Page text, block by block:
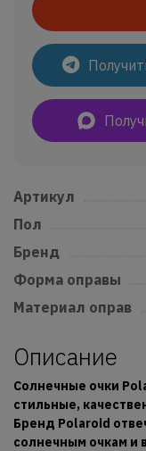
Артикул
Пол
Бренд
Форма оправы
Материал оправ
Описание
Солнечные очки
стильные,
Бренд Polaroid
солнечным очкам и